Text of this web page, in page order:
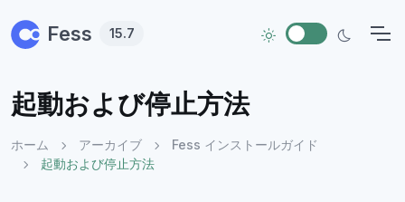
Fess 15.7
起動および停止方法
ホーム アーカイブ
Fess インストールガイド
起動および停止方法